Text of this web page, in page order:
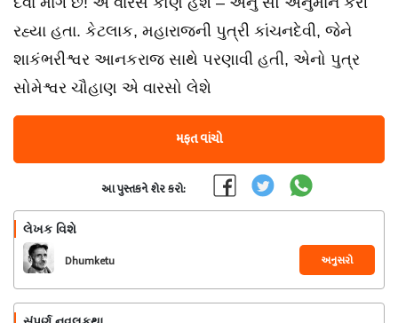
રહ્યા હતા. કેટલાક, મહારાજની પુત્રી કાંચનદેવી, જેને
શાકંભરીશ્વર આનકરાજ સાથે પરણાવી હતી, એનો પુત્ર
સોમેશ્વર ચૌહાણ એ વારસો લેશે
મફત વાંચો
આ પુસ્તકને શેર કરો:
લેખક વિશે
Dhumketu અનુસરો